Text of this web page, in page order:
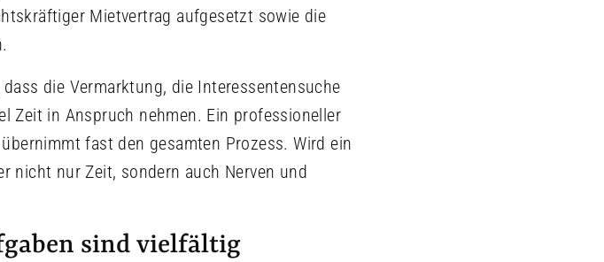
Mietvertrag aufgesetzt sowie die
die Vermarktung, die Interessentensuche
Zeit in Anspruch nehmen. Ein professioneller
fast den gesamten Prozess. Wird ein
nicht nur Zeit, sondern auch Nerven und
sind vielfältig